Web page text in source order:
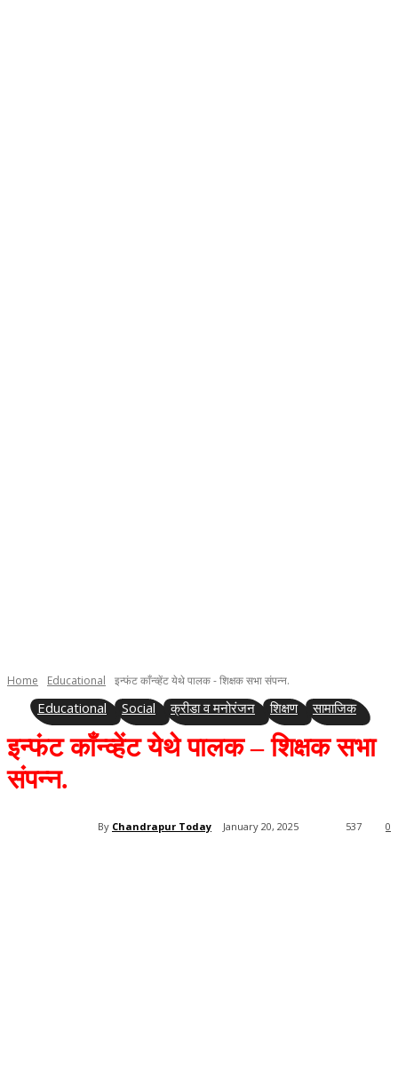
Home Educational इन्फंट काँन्व्हेंट येथे पालक - शिक्षक सभा संपन्न.
Educational Social क्रीडा व मनोरंजन शिक्षण सामाजिक
इन्फंट काँन्व्हेंट येथे पालक – शिक्षक सभा
संपन्न.
By Chandrapur Today January 20, 2025 0
537